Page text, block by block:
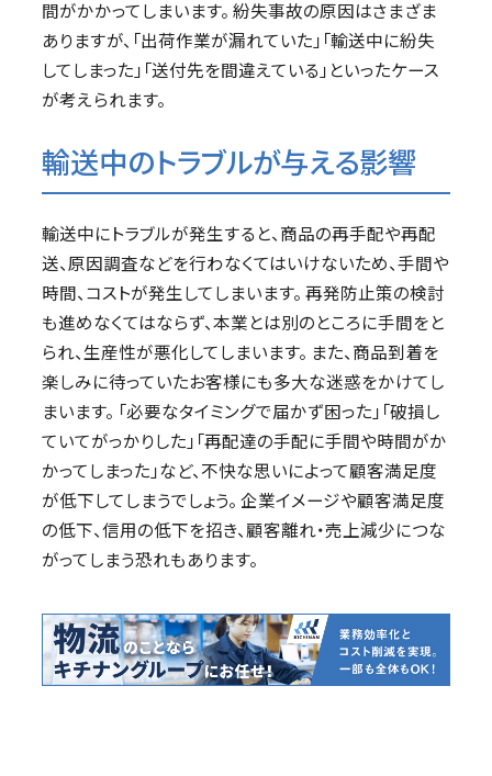
間がかかってしまいます。 紛失事故の原因はさまざま
ありますが、「出荷作業が漏れていた」「輸送中に紛失
してしまった」「送付先を間違えている」といったケース
が考えられます。
輸送中のトラブルが与える影響
輸送中にトラブルが発生すると、商品の再手配や再配
送、原因調査などを行わなくてはいけないため、手間や
時間、コストが発生してしまいます。 再発防止策の検討
も進めなくてはならず、本業とは別のところに手間をと
られ、生産性が悪化してしまいます。 また、商品到着を
楽しみに待っていたお客様にも多大な迷惑をかけてし
まいます。 「必要なタイミングで届かず困った」「破損し
ていてがっかりした」「再配達の手配に手間や時間がか
かってしまった」など、不快な思いによって顧客満足度
が低下してしまうでしょう。 企業イメージや顧客満足度
の低下、信用の低下を招き、顧客離れ・売上減少につな
がってしまう恐れもあります。